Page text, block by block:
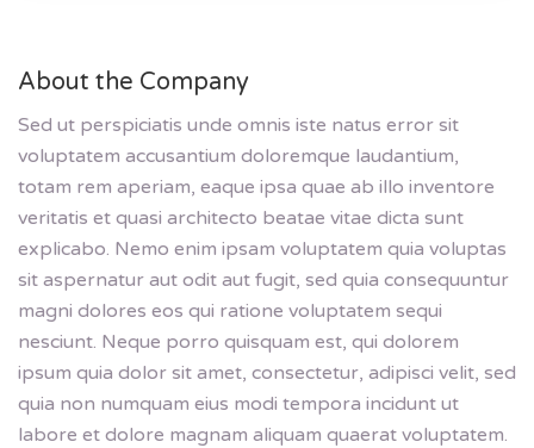
About the Company
Sed ut perspiciatis unde omnis iste natus error sit
voluptatem accusantium doloremque laudantium,
totam rem aperiam, eaque ipsa quae ab illo inventore
veritatis et quasi architecto beatae vitae dicta sunt
explicabo. Nemo enim ipsam voluptatem quia voluptas
sit aspernatur aut odit aut fugit, sed quia consequuntur
magni dolores eos qui ratione voluptatem sequi
nesciunt. Neque porro quisquam est, qui dolorem
ipsum quia dolor sit amet, consectetur, adipisci velit, sed
quia non numquam eius modi tempora incidunt ut
labore et dolore magnam aliquam quaerat voluptatem.